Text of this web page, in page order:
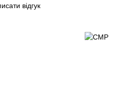
відгук